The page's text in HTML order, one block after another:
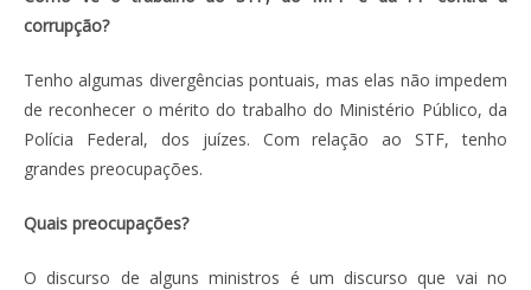
corrupção?
Tenho algumas divergências pontuais, mas elas não impedem
de reconhecer o mérito do trabalho do Ministério Público, da
Polícia Federal, dos juízes. Com relação ao STF, tenho
grandes preocupações.
Quais preocupações?
O discurso de alguns ministros é um discurso que vai no